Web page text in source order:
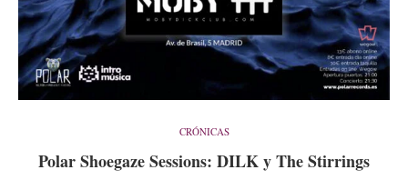
CRÓNICAS
Polar Shoegaze Sessions: DILK y The Stirrings